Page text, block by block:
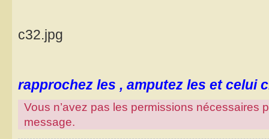
c32.jpg
rapprochez les , amputez les et celui
Vous n’avez pas les permissions nécessaires
message.